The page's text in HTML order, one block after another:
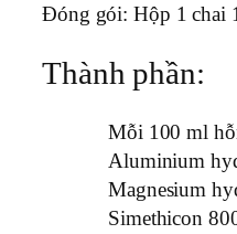
Đóng gói:Hộp 1 chai
Thành phần:
Mỗi 100 ml
Aluminium
Magnesium
Simethicon